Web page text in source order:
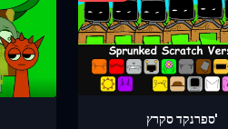
ספרנקד סקרץ'